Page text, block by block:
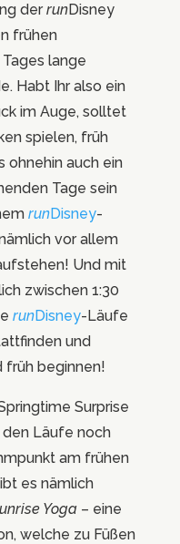
derrunDisney
frühen
lange
Habt Ihr also ein
im Auge, solltet
spielen, früh
ohnehin auch ein
Tage sein
runDisney-
vor allem
Und mit
zwischen 1:30
runDisney-Läufe
und
früh beginnen!
Surprise
Läufe noch
am frühen
es nämlich
Yoga – eine
welche zu Füßen